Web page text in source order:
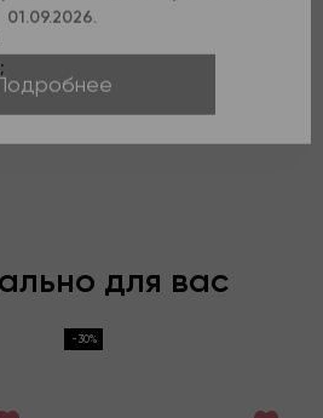
для вас
-30%